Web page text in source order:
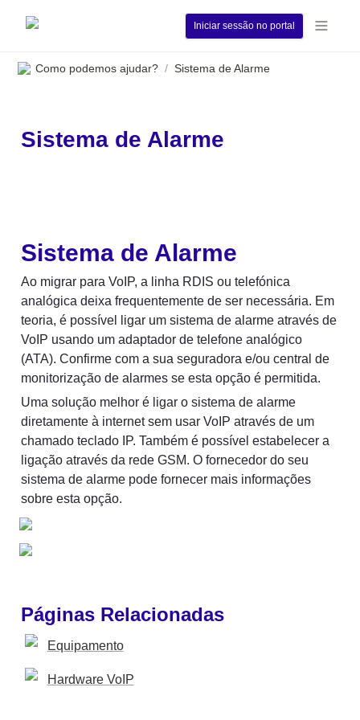
Iniciar sessão no portal
Como podemos ajudar? / Sistema de Alarme
Sistema de Alarme
Sistema de Alarme
Ao migrar para VoIP, a linha RDIS ou telefónica
analógica deixa frequentemente de ser necessária. Em
teoria, é possível ligar um sistema de alarme através de
VoIP usando um adaptador de telefone analógico
(ATA). Confirme com a sua seguradora e/ou central de
monitorização de alarmes se esta opção é permitida.
Uma solução melhor é ligar o sistema de alarme
diretamente à internet sem usar VoIP através de um
chamado teclado IP. Também é possível estabelecer a
ligação através da rede GSM. O fornecedor do seu
sistema de alarme pode fornecer mais informações
sobre esta opção.
Páginas Relacionadas
Equipamento
Hardware VoIP